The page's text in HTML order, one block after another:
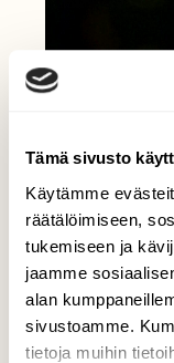
Tämä sivusto
Käytämme
räätälöimiseen,
tukemiseen ja
jaamme
alan
sivustoamme.
tietoja muihin